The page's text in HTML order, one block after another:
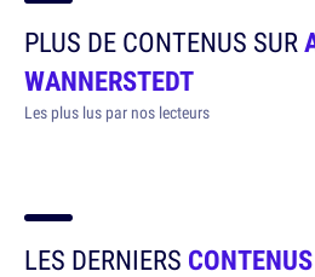
PLUS DE CONTENUS SUR
WANNERSTEDT
Les plus lus par nos lecteurs
LES DERNIERS